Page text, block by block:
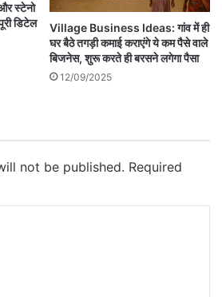
स्टेनो
डिटेल
Village Business Ideas: गांव में ही
घर बैठे तगड़ी कमाई कराएंगे ये कम पैसे वाले
बिजनेस, शुरू करते ही बरसने लगेगा पैसा
12/09/2025
not be published. Required